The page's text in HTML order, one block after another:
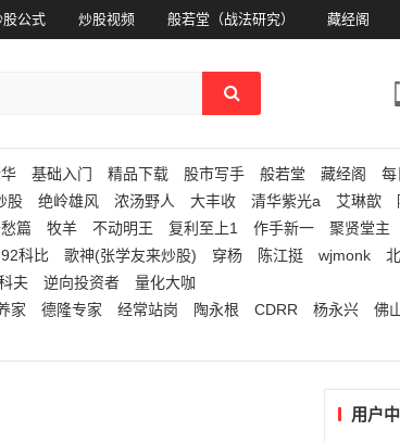
股公式 炒股视频 般若堂（战法研究） 藏经阁
基础入门 精品下载 股市写手 般若堂 藏经阁 每
股 绝岭雄风 浓汤野人 大丰收 清华紫光a 艾琳歆
篇 牧羊 不动明王 复利至上1 作手新一 聚贤堂主
92科比 歌神(张学友来炒股) 穿杨 陈江挺 wjmonk
夫 逆向投资者
量化大咖
家 德隆专家 经常站岗 陶永根 CDRR 杨永兴 佛
用户